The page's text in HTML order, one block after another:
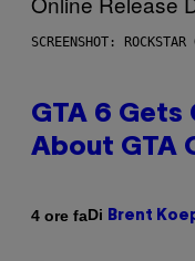
SCREENSHOT: ROCKSTAR
GTA 6 Gets
About GTA
4 ore faDi Brent